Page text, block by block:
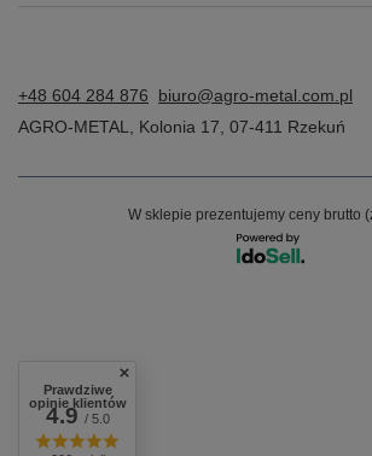
+48 604 284 876
biuro@agro-metal.com.pl
AGRO-METAL
Kolonia 17 07-411 Rzekuń
W sklepie prezentujemy ceny brutto
Prawdziwe
opinie klientów
4.9/ 5.0